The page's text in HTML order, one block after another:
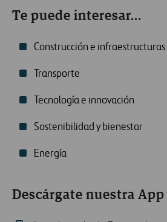
Te puede interesar...
Construcción e infraestructuras
Transporte
Tecnología e innovación
Sostenibilidad y bienestar
Energía
Descárgate nuestra App